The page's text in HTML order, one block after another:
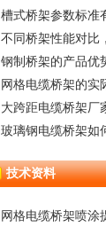
槽式桥架参数标准
不同桥架性能对比
钢制桥架的产品优
网格电缆桥架的实
大跨距电缆桥架厂
玻璃钢电缆桥架如
技术资料
网格电缆桥架喷涂